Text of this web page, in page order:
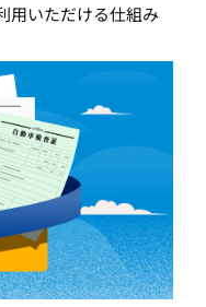
用いただける仕組み